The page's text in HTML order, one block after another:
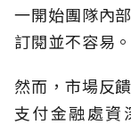
一開始團隊內
訂閱並不容易。
然而，市場反
支付金融處資